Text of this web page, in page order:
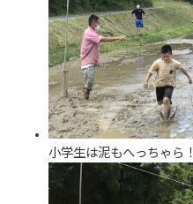
小学生は泥もへっちゃら！